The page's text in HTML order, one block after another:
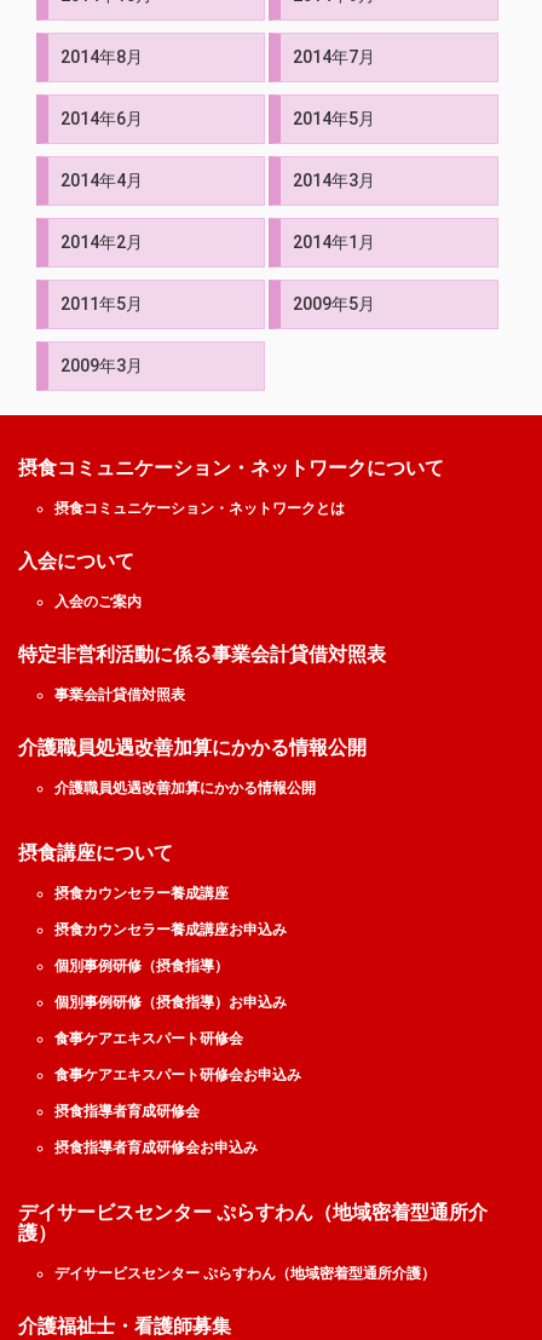
2014年8月 2014年7月
2014年6月 2014年5月
2014年4月 2014年3月
2014年2月 2014年1月
2011年5月 2009年5月
2009年3月
摂食コミュニケーション・ネットワークについて
摂食コミュニケーション・ネットワークとは
入会について
入会のご案内
特定非営利活動に係る事業会計貸借対照表
事業会計貸借対照表
介護職員処遇改善加算にかかる情報公開
介護職員処遇改善加算にかかる情報公開
摂食講座について
摂食カウンセラー養成講座
摂食カウンセラー養成講座お申込み
個別事例研修（摂食指導）
個別事例研修（摂食指導）お申込み
食事ケアエキスパート研修会
食事ケアエキスパート研修会お申込み
摂食指導者育成研修会
摂食指導者育成研修会お申込み
デイサービスセンター ぷらすわん（地域密着型通所介
護）
デイサービスセンター ぷらすわん（地域密着型通所介護）
介護福祉士・看護師募集